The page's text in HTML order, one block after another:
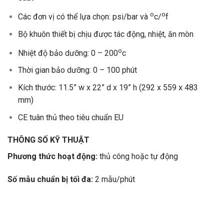
Các đơn vị có thể lựa chọn: psi/bar và oc/of
Bộ khuôn thiết bị chịu được tác động, nhiệt, ăn mòn
Nhiệt độ bảo dưỡng: 0 – 200oc
Thời gian bảo dưỡng: 0 – 100 phút
Kích thước: 11.5” w x 22” d x 19” h (292 x 559 x 483
mm)
CE tuân thủ theo tiêu chuẩn EU
THÔNG SỐ KỸ THUẬT
Phương thức hoạt động: thủ công hoặc tự động
Số mẫu chuẩn bị tối đa: 2 mẫu/phút